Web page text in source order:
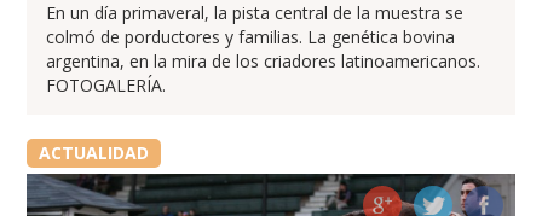
En un día primaveral, la pista central de la muestra se
colmó de porductores y familias. La genética bovina
argentina, en la mira de los criadores latinoamericanos.
FOTOGALERÍA.
ACTUALIDAD